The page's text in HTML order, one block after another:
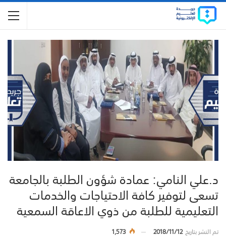
د.علي النامي: عمادة شؤون الطلبة بالجامعة
تسعى لتوفير كافة الاحتياجات والخدمات
التعليمية للطلبة من ذوي الاعاقة السمعية
تم النشر بتاريخ2018/11/12
1,573